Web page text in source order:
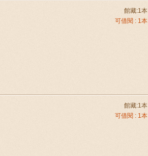
館藏:1本
可借閱 : 1本
館藏:1本
可借閱 : 1本